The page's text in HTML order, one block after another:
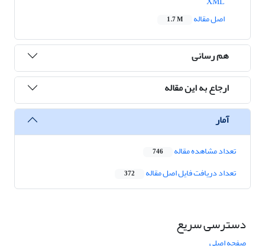
اصل مقاله
1.7 M
هم رسانی
ارجاع به این مقاله
آمار
تعداد مشاهده مقاله 746
تعداد دریافت فایل اصل مقاله 372
دسترسی سریع